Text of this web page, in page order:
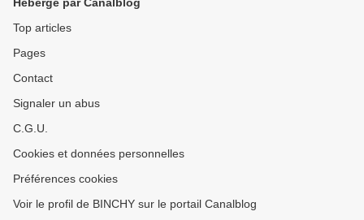
Top articles
Pages
Contact
Signaler un abus
C.G.U.
Cookies et données personnelles
Préférences cookies
Voir le profil de BINCHY sur le portail Canalblog